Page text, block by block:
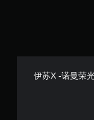
伊苏X -诺曼荣